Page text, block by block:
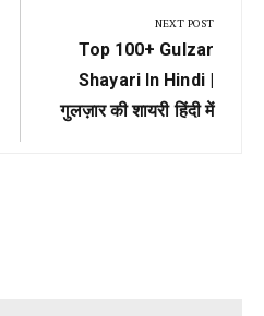
NEXT POST
Next
Post:
Top 100+ Gulzar
Shayari In Hindi |
गुलज़ार की शायरी हिंदी में